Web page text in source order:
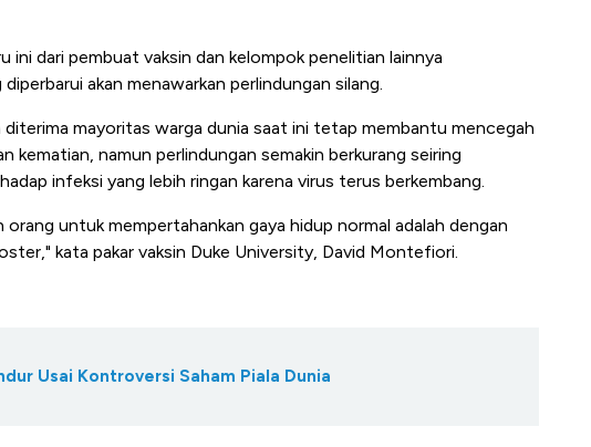
ini dari pembuat vaksin dan kelompok penelitian lainnya
akan menawarkan perlindungan silang.
mayoritas warga dunia saat ini tetap membantu mencegah
kematian, namun perlindungan semakin berkurang seiring
infeksi yang lebih ringan karena virus terus berkembang.
orang untuk mempertahankan gaya hidup normal adalah dengan
kata pakar vaksin Duke University, David Montefiori.
Usai Kontroversi Saham Piala Dunia